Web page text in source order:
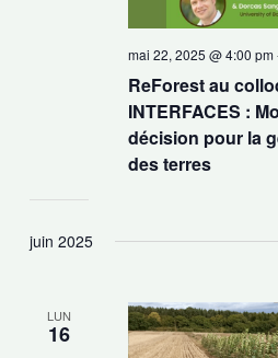
ReForest au
INTERFACES :
décision pour la
des terres
mai 22, 2025 @ 4:00 pm
juin 2025
LUN
16